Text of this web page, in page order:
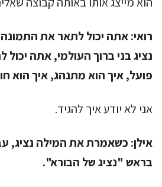
רואי:אתה יכול לתאר את
נציג בני ברוך העולמי, אתה
פועל, איך הוא מתנהג, איך הוא
אני לא יודע איך להגיד.
אילן: כשאמרת את המילה נציג,
בראש "נציג של הבורא".